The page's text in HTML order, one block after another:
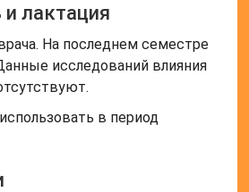
лактация
На последнем семестре
исследований влияния
в период